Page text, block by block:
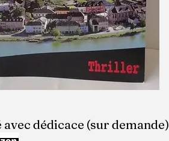
avec dédicace (sur